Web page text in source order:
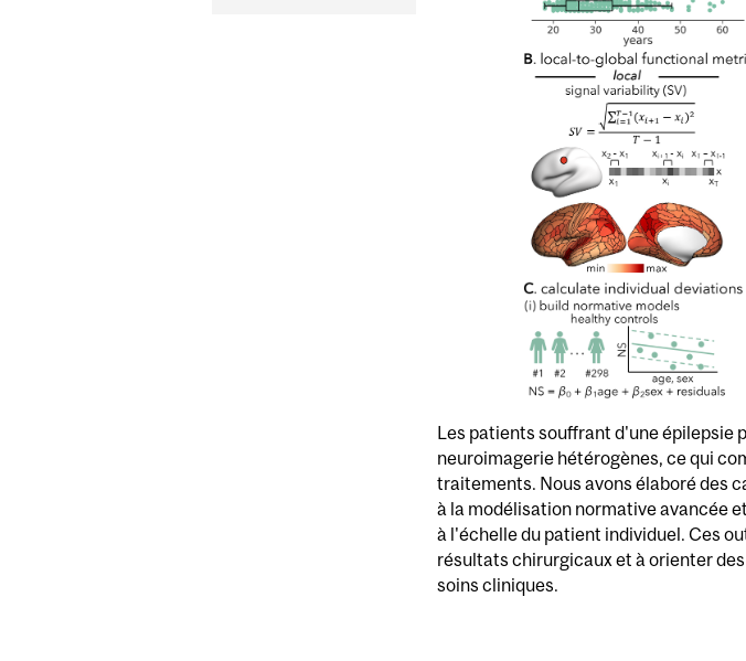
Les patients souffrant d'une épilepsie
neuroimagerie hétérogènes, ce qui
traitements. Nous avons élaboré des
à la modélisation normative avancée
à l'échelle du patient individuel. Ces
résultats chirurgicaux et à orienter
soins cliniques.